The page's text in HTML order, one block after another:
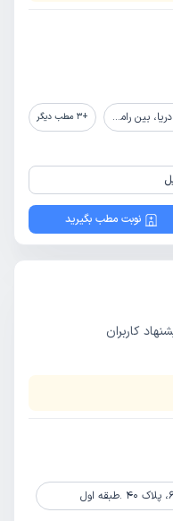
طبقه 3، واحد11 +
3 مطب دیگر
نوبت مطب بگیرید
کاربران